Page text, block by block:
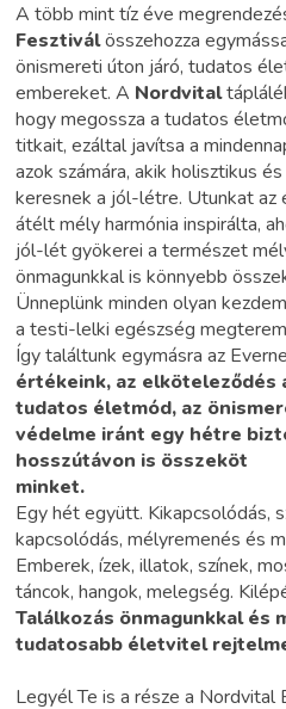
A több mint tíz éve
Fesztiválösszehozza
önismereti úton járó, tudatos
embereket. A Nordvital
hogy megossza a tudatos
titkait, ezáltal javítsa a
azok számára, akik holisztikus
keresnek a jól-létre. Utunkat
átélt mély harmónia inspirálta,
jól-lét gyökerei a természet
önmagunkkal is könnyebb
Ünneplünk minden olyan
a testi-lelki egészség
Így találtunk egymásra az
értékeink, az elköteleződés
tudatos életmód, az
védelme iránt egy hétre
hosszútávon is összeköt
minket.
Egy hét együtt. Kikapcsolódás,
kapcsolódás, mélyremenés és
Emberek, ízek, illatok, színek,
táncok, hangok, melegség.
Találkozás önmagunkkal és
tudatosabb életvitel
Legyél Te is a része a Nordvital